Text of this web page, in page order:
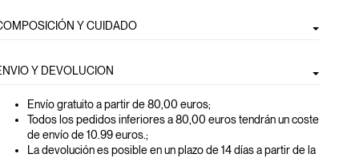
Y CUIDADO
Y DEVOLUCION
Envío gratuito a partir de 80,00 euros;
Todos los pedidos inferiores a 80,00 euros tendrán un coste
de envío de 10.99 euros.;
La devolución es posible en un plazo de 14 días a partir de la